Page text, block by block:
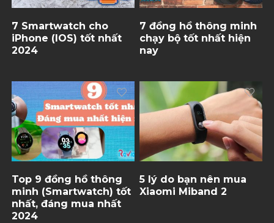
7 Smartwatch cho
iPhone (IOS) tốt nhất
2024
7 đồng hồ thông minh
chạy bộ tốt nhất hiện
nay
Top 9 đồng hồ thông
minh (Smartwatch) tốt
nhất, đáng mua nhất
2024
5 lý do bạn nên mua
Xiaomi Miband 2